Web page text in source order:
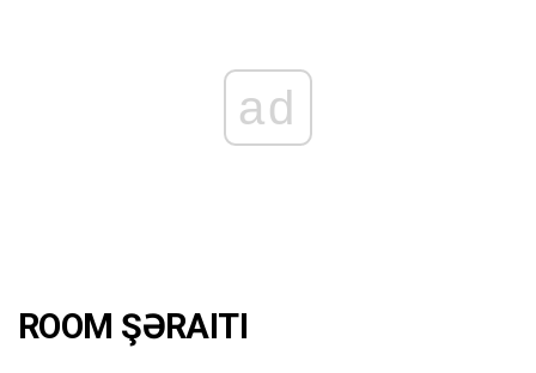
ad
ROOM ŞƏRAITI